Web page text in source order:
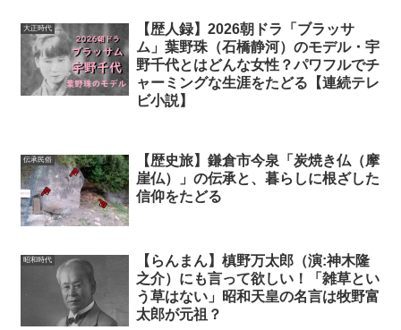
大正時代
【歴人録】2026朝ドラ「ブラッサ
ム」葉野珠（石橋静河）のモデル・宇
野千代とはどんな女性？パワフルでチ
ャーミングな生涯をたどる【連続テレ
ビ小説】
伝承民俗
【歴史旅】鎌倉市今泉「炭焼き仏（摩
崖仏）」の伝承と、暮らしに根ざした
信仰をたどる
昭和時代
【らんまん】槙野万太郎（演:神木隆
之介）にも言って欲しい！「雑草とい
う草はない」昭和天皇の名言は牧野富
太郎が元祖？